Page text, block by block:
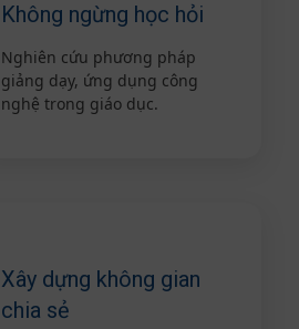
Không ngừng học hỏi
Nghiên cứu phương pháp
giảng dạy, ứng dụng công
nghệ trong giáo dục.
Xây dựng không gian
chia sẻ